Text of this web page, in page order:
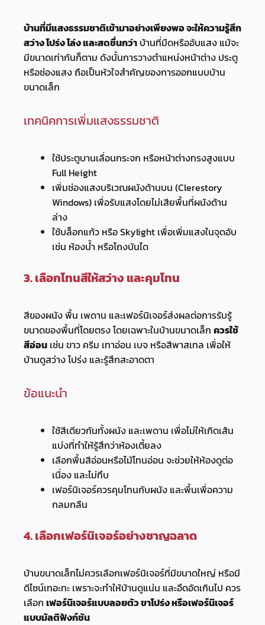
บ้านที่มีแสงธรรมชาติเข้ามาอย่างเพียงพอ จะให้ความรู้สึก
สว่าง โปร่ง โล่ง และสดชื่นกว่า บ้านที่มืดหรืออับแสง แม้จะ
มีขนาดเท่ากันก็ตาม ดังนั้นการวางตำแหน่งหน้าต่าง ประตู
หรือช่องแสง ถือเป็นหัวใจสำคัญของการออกแบบบ้าน
ขนาดเล็ก
เทคนิคการเพิ่มแสงธรรมชาติ
ใช้ประตูบานเลื่อนกระจก หรือหน้าต่างทรงสูงแบบ
Full Height
เพิ่มช่องแสงบริเวณผนังด้านบน (Clerestory
Windows) เพื่อรับแสงโดยไม่เสียพื้นที่ผนังด้าน
ล่าง
ใช้บล็อกแก้ว หรือ Skylight เพื่อเพิ่มแสงในจุดอับ
เช่น ห้องน้ำ หรือโถงบันได
3. เลือกโทนสีให้สว่าง และคุมโทน
สีของผนัง พื้น เพดาน และเฟอร์นิเจอร์ส่งผลต่อการรับรู้
ขนาดของพื้นที่โดยตรง โดยเฉพาะในบ้านขนาดเล็ก ควรใช้
สีอ่อน เช่น ขาว ครีม เทาอ่อน เบจ หรือสีพาสเทล เพื่อให้
บ้านดูสว่าง โปร่ง และรู้สึกสะอาดตา
ข้อแนะนำ
ใช้สีเดียวกันทั้งผนัง และเพดาน เพื่อไม่ให้เกิดเส้น
แบ่งที่ทำให้รู้สึกว่าห้องเตี้ยลง
เลือกพื้นสีอ่อนหรือไม้โทนอ่อน จะช่วยให้ห้องดูต่อ
เนื่อง และไม่ทึบ
เฟอร์นิเจอร์ควรคุมโทนกับผนัง และพื้นเพื่อความ
กลมกลืน
4. เลือกเฟอร์นิเจอร์อย่างชาญฉลาด
บ้านขนาดเล็กไม่ควรเลือกเฟอร์นิเจอร์ที่มีขนาดใหญ่ หรือมี
ดีไซน์เทอะทะ เพราะจะทำให้บ้านดูแน่น และอึดอัดเกินไป ควร
เลือก เฟอร์นิเจอร์แบบลอยตัว ขาโปร่ง หรือเฟอร์นิเจอร์
แบบมัลติฟังก์ชัน